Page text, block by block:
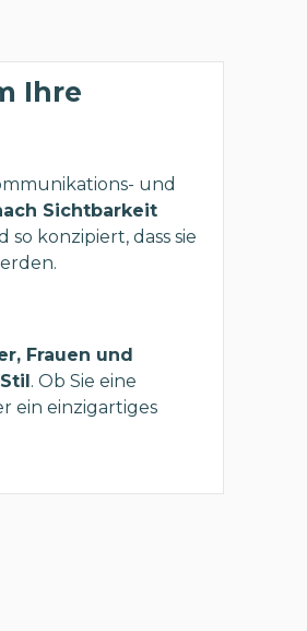
Ihre
und
Sichtbarkeit
so konzipiert, dass sie
Frauen und
. Ob Sie eine
ein einzigartiges